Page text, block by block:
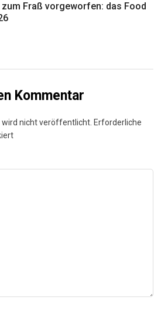
Fraß vorgeworfen: das Food
Kommentar
wird nicht veröffentlicht. Erforderliche